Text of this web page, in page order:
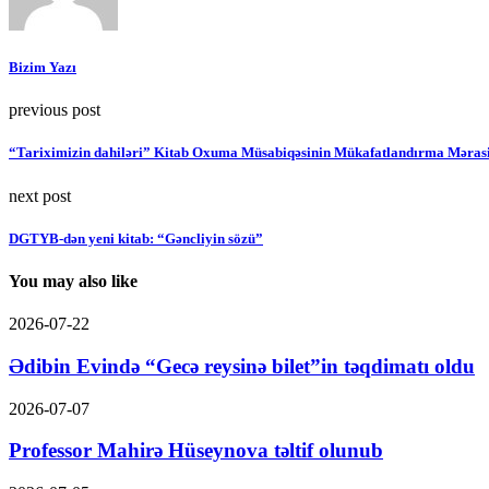
Bizim Yazı
previous post
“Tariximizin dahiləri” Kitab Oxuma Müsabiqəsinin Mükafatlandırma
next post
DGTYB-dən yeni kitab: “Gəncliyin sözü”
You may also like
2026-07-22
Ədibin Evində “Gecə reysinə bilet”in təqdimatı oldu
2026-07-07
Professor Mahirə Hüseynova təltif olunub